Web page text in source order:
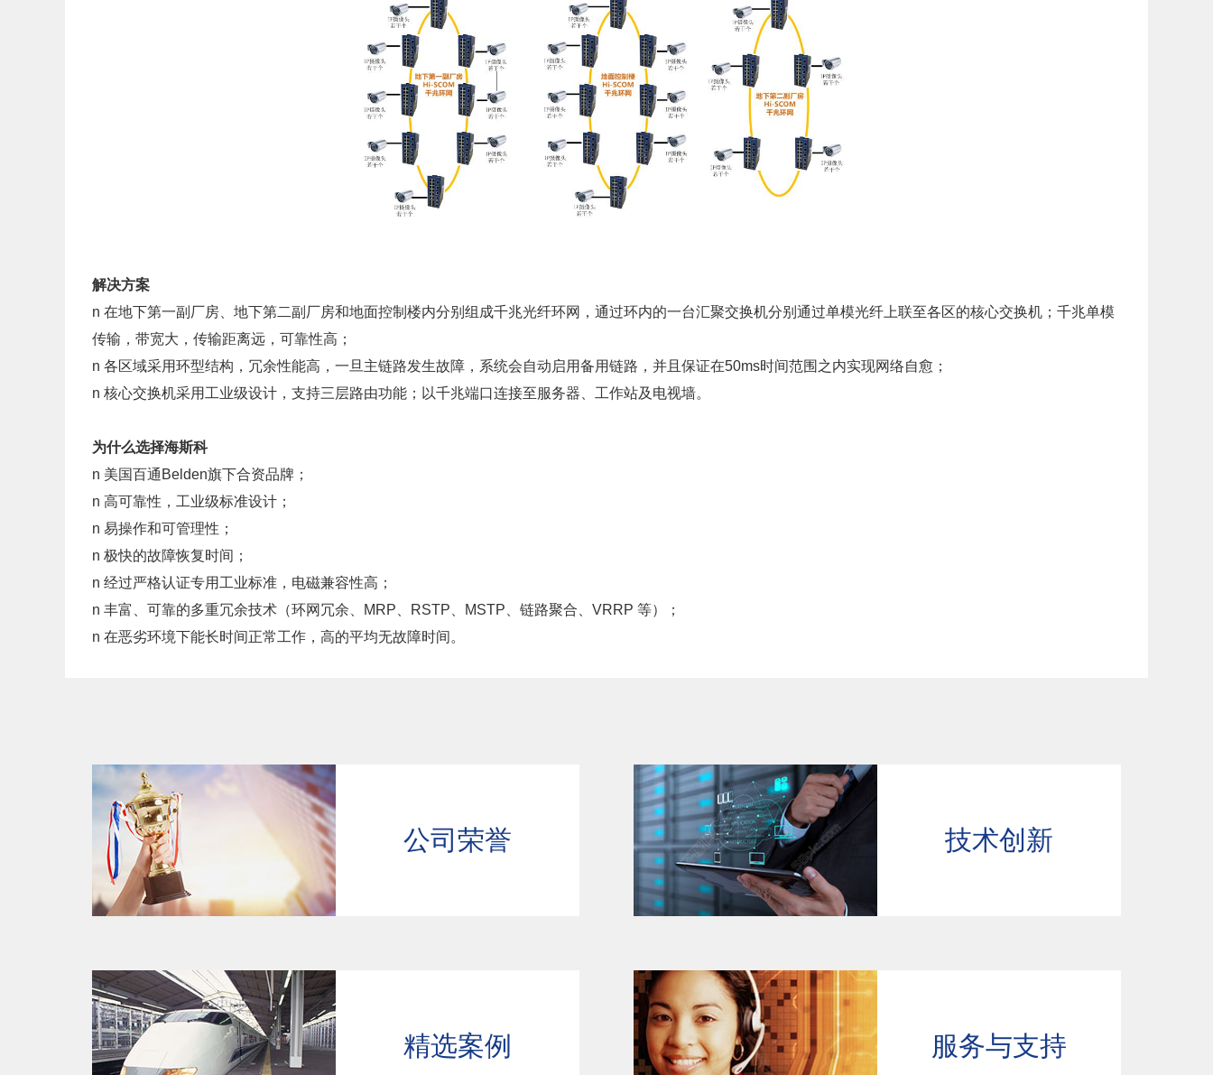
解决方案
n 在地下第一副厂房、地下第二副厂房和地面控制楼内分别组成千兆光纤环网，通过环内的一台汇聚交换机分别通过单模光纤上联至各区的核心交换机；千兆单模
传输，带宽大，传输距离远，可靠性高；
n 各区域采用环型结构，冗余性能高，一旦主链路发生故障，系统会自动启用备用链路，并且保证在50ms时间范围之内实现网络自愈；
n 核心交换机采用工业级设计，支持三层路由功能；以千兆端口连接至服务器、工作站及电视墙。
为什么选择海斯科
n 美国百通 Belden旗下合资品牌；
n 高可靠性，工业级标准设计；
n 易操作和可管理性；
n 极快的故障恢复时间；
n 经过严格认证专用工业标准，电磁兼容性高；
n 丰富、可靠的多重冗余技术（环网冗余、
MRP、RSTP、MSTP、链路聚合、VRRP 等）；
n 在恶劣环境下能长时间正常工作，高的平均无故障时间。
公司荣誉 技术创新
精选案例 服务与支持